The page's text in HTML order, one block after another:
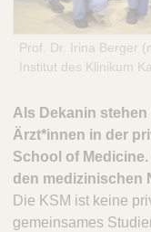
Prof. Dr. Irina Berger
Institut des Klinikum
Als Dekanin
Ärzt*innen in der
School of
den medizinischen
Die KSM ist keine
gemeinsames